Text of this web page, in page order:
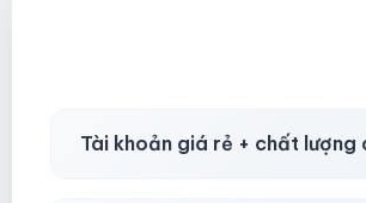
Tài khoản giá rẻ + chất